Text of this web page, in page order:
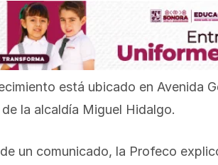
está ubicado en Avenida
la alcaldía Miguel Hidalgo.
un comunicado, la Profeco